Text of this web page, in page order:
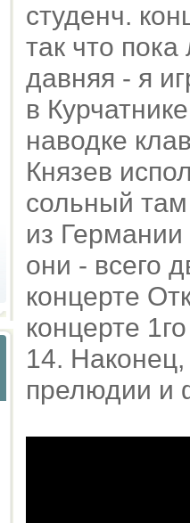
студенч.
так что
давняя - я
в
наводке
Князев
сольный
из
они - всего
концерте
концерте
14.
прелюдии и